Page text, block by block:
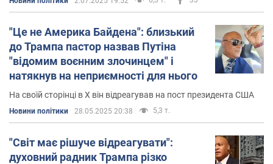
"Це не Америка Байдена": близький
до Трампа пастор назвав Путіна
"відомим воєнним злочинцем" і
натякнув на неприємності для нього
На своїй сторінці в X він відреагував на пост президента США
Новини політики 28.05.2025 20:38 5,3 т.
"Світ має рішуче відреагувати":
духовний радник Трампа різко